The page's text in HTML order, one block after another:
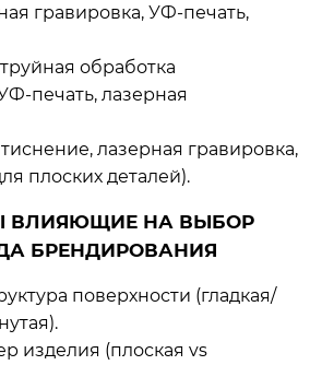
гравировка, УФ‑печать,
обработка
лазерная
лазерная гравировка,
плоских деталей).
ВЛИЯЮЩИЕ НА ВЫБОР
БРЕНДИРОВАНИЯ
поверхности (гладкая/
изделия (плоская vs